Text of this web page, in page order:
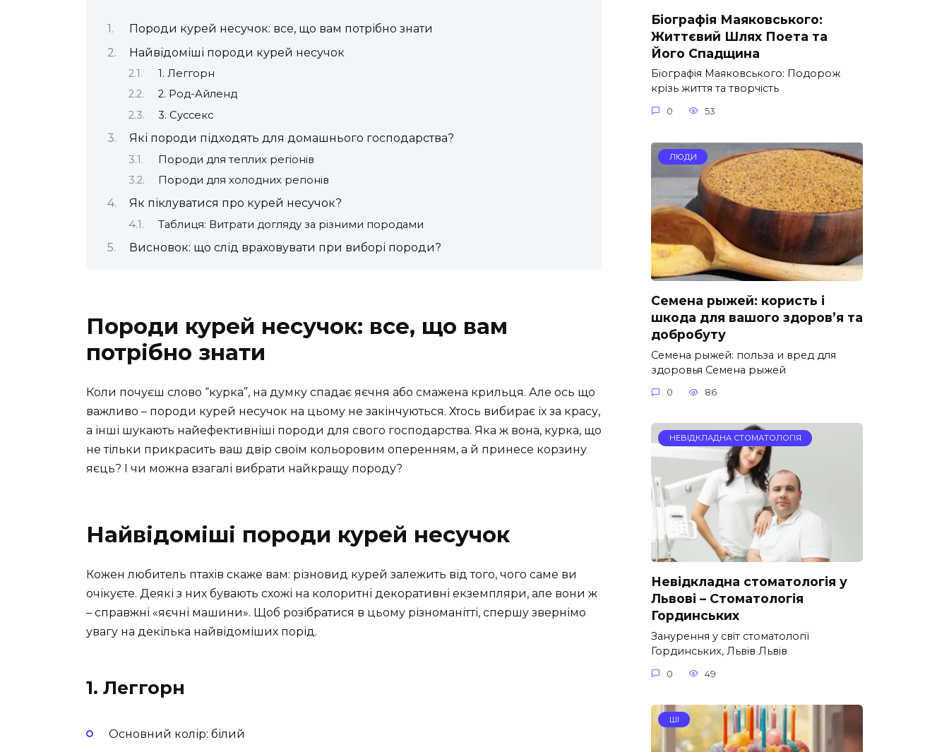
Породи курей несучок: все, що вам потрібно знати
Найвідоміші породи курей несучок
1. Леггорн
2. Род-Айленд
3. Суссекс
Які породи підходять для домашнього господарства?
Породи для теплих регіонів
Породи для холодних регіонів
Як піклуватися про курей несучок?
Таблиця: Витрати догляду за різними породами
Висновок: що слід враховувати при виборі породи?
Породи курей несучок: все, що вам
потрібно знати
Коли почуєш слово “курка”, на думку спадає яєчня або смажена крильця. Але ось що
важливо – породи курей несучок на цьому не закінчуються. Хтось вибирає їх за красу,
а інші шукають найефективніші породи для свого господарства. Яка ж вона, курка, що
не тільки прикрасить ваш двір своїм кольоровим оперенням, а й принесе корзину
яєць? І чи можна взагалі вибрати найкращу породу?
Найвідоміші породи курей несучок
Кожен любитель птахів скаже вам: різновид курей залежить від того, чого саме ви
очікуєте. Деякі з них бувають схожі на колоритні декоративні екземпляри, але вони ж
– справжні «яєчні машини». Щоб розібратися в цьому різноманітті, спершу звернімо
увагу на декілька найвідоміших порід.
1. Леггорн
Основний колір: білий
Біографія Маяковського:
Життєвий Шлях Поета та
Його Спадщина
Біографія Маяковського: Подорож
крізь життя та творчість
0 53
ЛЮДИ
Семена рыжей: користь і
шкода для вашого здоров’я та
добробуту
Семена рыжей: польза и вред для
здоровья Семена рыжей
0 86
НЕВІДКЛАДНА СТОМАТОЛОГІЯ
Невідкладна стоматологія у
Львові – Стоматологія
Гординських
Занурення у світ стоматології
Гординських, Львів Львів
0 49
ШІ